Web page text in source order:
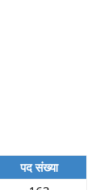
पद संख्या